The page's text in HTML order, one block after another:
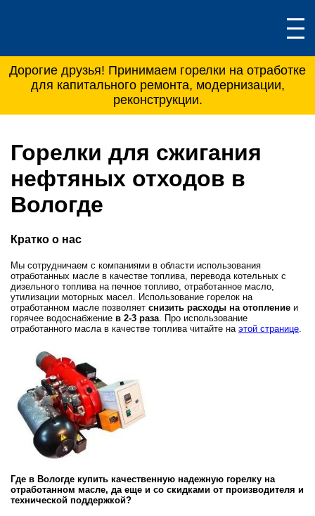
Дорогие друзья! Принимаем горелки на отработке
для капитального ремонта, модернизации,
реконструкции.
Горелки для сжигания
нефтяных отходов в
Вологде
Кратко о нас
Мы сотрудничаем с компаниями в области использования
отработанных масле в качестве топлива, перевода котельных с
дизельного топлива на печное топливо, отработанное масло,
утилизации моторных масел. Использование горелок на
отработанном масле позволяет снизить расходы на отопление и
горячее водоснабжение в 2-3 раза . Про использование
отработанного масла в качестве топлива читайте на этой странице
Где в Вологде купить качественную надежную горелку на
отработанном масле, да еще и со скидками от производителя и
технической поддержкой?